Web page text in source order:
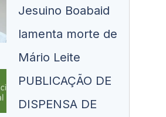
Jesuino Boabaid
lamenta morte de
Mário Leite
PUBLICAÇÃO DE
DISPENSA DE